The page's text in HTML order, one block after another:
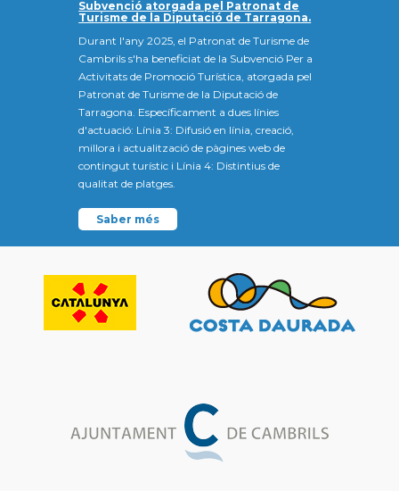
Subvenció atorgada pel Patronat de
Turisme de la Diputació de Tarragona.
Durant l'any 2025, el Patronat de Turisme de
Cambrils s'ha beneficiat de la Subvenció Per a
Activitats de Promoció Turística, atorgada pel
Patronat de Turisme de la Diputació de
Tarragona. Específicament a dues línies
d'actuació: Línia 3: Difusió en línia, creació,
millora i actualització de pàgines web de
contingut turístic i Línia 4: Distintius de
qualitat de platges.
Saber més